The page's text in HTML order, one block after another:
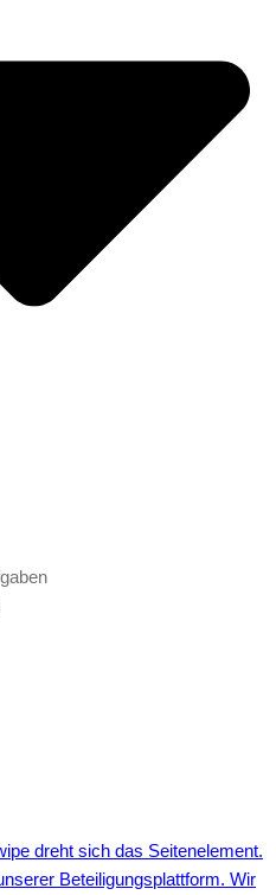
Beteiligungsplattform. Wir